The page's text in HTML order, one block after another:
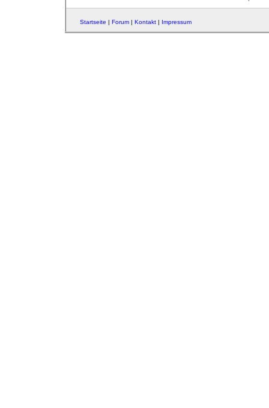
Startseite | Forum| Kontakt| Impressum